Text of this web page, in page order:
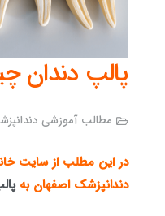
پالپ دندان
مطالب آموزشی
در این مطلب از سایت
دندانپزشک اصفهان به